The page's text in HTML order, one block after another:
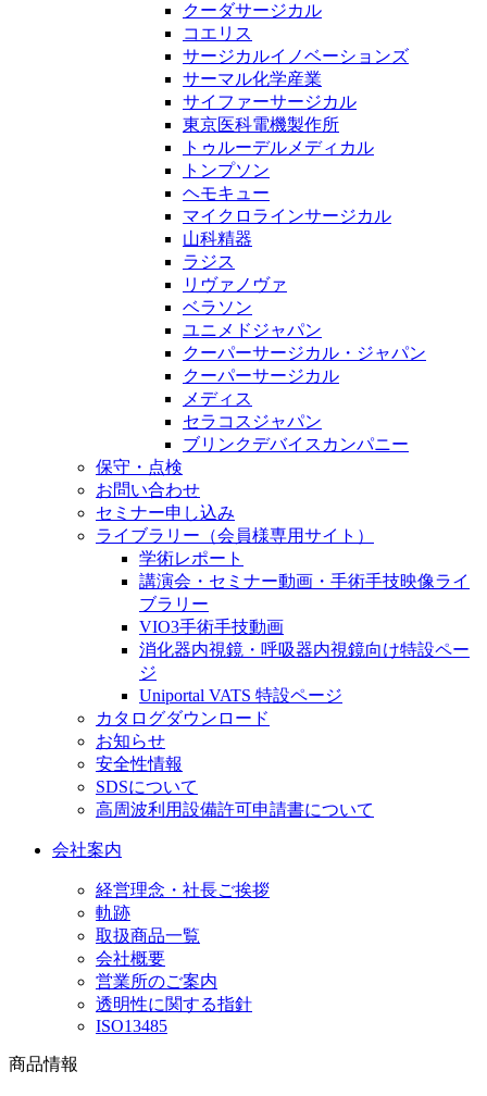
クーダサージカル
コエリス
サージカルイノベーションズ
サーマル化学産業
サイファーサージカル
東京医科電機製作所
トゥルーデルメディカル
トンプソン
ヘモキュー
マイクロラインサージカル
山科精器
ラジス
リヴァノヴァ
ベラソン
ユニメドジャパン
クーパーサージカル・ジャパン
クーパーサージカル
メディス
セラコスジャパン
ブリンクデバイスカンパニー
保守・点検
お問い合わせ
セミナー申し込み
ライブラリー（会員様専用サイト）
学術レポート
講演会・セミナー動画・手術手技映像ライ
ブラリー
VIO3手術手技動画
消化器内視鏡・呼吸器内視鏡向け特設ペー
ジ
Uniportal VATS 特設ページ
カタログダウンロード
お知らせ
安全性情報
SDSについて
高周波利用設備許可申請書について
会社案内
経営理念・社長ご挨拶
軌跡
取扱商品一覧
会社概要
営業所のご案内
透明性に関する指針
ISO13485
商品情報